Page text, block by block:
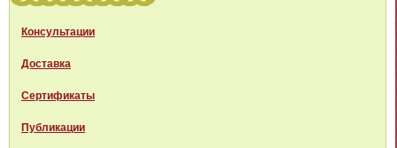
Консультации
Доставка
Сертификаты
Публикации